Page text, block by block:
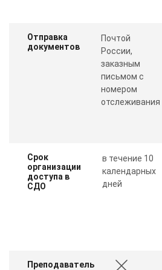
Отправка
документов
Почтой
России,
заказным
письмом с
номером
отслеживания
Срок
организации
доступа в
СДО
в течение 10
календарных
дней
Преподаватель